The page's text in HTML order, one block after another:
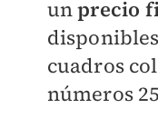
unprecio
cuadros
números